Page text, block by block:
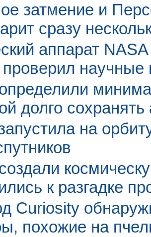
затмение и
сразу
аппарат
научные
долго
на
к разгадке
Curiosity
похожие на